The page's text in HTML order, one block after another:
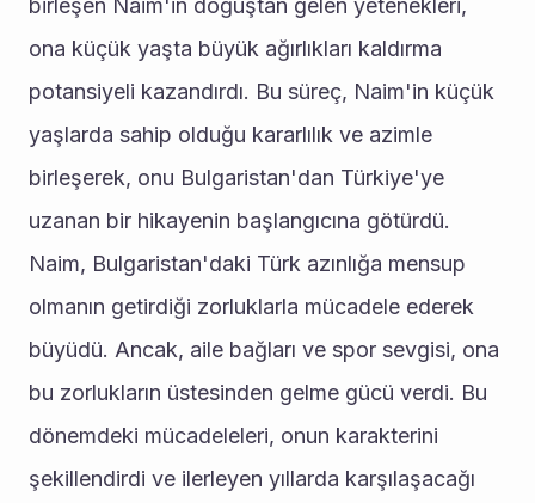
ona küçük yaşta büyük ağırlıkları kaldırma
potansiyeli kazandırdı. Bu süreç, Naim'in küçük
yaşlarda sahip olduğu kararlılık ve azimle
birleşerek, onu Bulgaristan'dan Türkiye'ye
uzanan bir hikayenin başlangıcına götürdü.
Naim, Bulgaristan'daki Türk azınlığa mensup
olmanın getirdiği zorluklarla mücadele ederek
büyüdü. Ancak, aile bağları ve spor sevgisi, ona
bu zorlukların üstesinden gelme gücü verdi. Bu
dönemdeki mücadeleleri, onun karakterini
şekillendirdi ve ilerleyen yıllarda karşılaşacağı